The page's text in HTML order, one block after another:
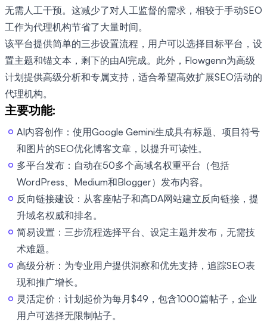
无需人工干预。这减少了对人工监督的需求，相较于手动SEO
工作为代理机构节省了大量时间。
该平台提供简单的三步设置流程，用户可以选择目标平台，设
置主题和锚文本，剩下的由AI完成。此外，Flowgenn为高级
计划提供高级分析和专属支持，适合希望高效扩展SEO活动的
代理机构。
主要功能:
AI内容创作：使用Google Gemini生成具有标题、项目符号
和图片的SEO优化博客文章，以提升可读性。
多平台发布：自动在50多个高域名权重平台（包括
WordPress、Medium和Blogger）发布内容。
反向链接建设：从客座帖子和高DA网站建立反向链接，提
升域名权威和排名。
简易设置：三步流程选择平台、设定主题并发布，无需技
术难题。
高级分析：为专业用户提供洞察和优先支持，追踪SEO表
现和推广增长。
灵活定价：计划起价为每月$49，包含1000篇帖子，企业
用户可选择无限制帖子。